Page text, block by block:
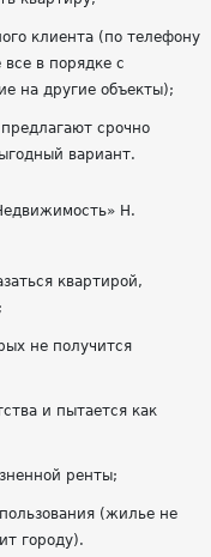
клиента (по телефону
в порядке с
на другие объекты);
срочно
вариант.
Н.
квартирой,
не получится
и пытается как
ренты;
(жилье не
городу).